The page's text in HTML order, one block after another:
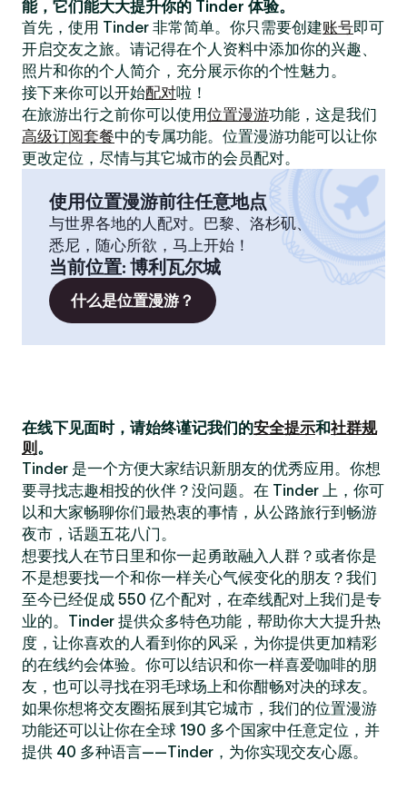
能，它们能大大提升你的 Tinder 体验。
首先，使用 Tinder 非常简单。你只需要创建账号即可
开启交友之旅。请记得在个人资料中添加你的兴趣、
照片和你的个人简介，充分展示你的个性魅力。
接下来你可以开始配对啦！
在旅游出行之前你可以使用位置漫游功能，这是我们
高级订阅套餐中的专属功能。位置漫游功能可以让你
更改定位，尽情与其它城市的会员配对。
使用位置漫游前往任意地点
与世界各地的人配对。巴黎、洛杉矶、
悉尼，随心所欲，马上开始！
当前位置: 博利瓦尔城
什么是位置漫游？
在线下见面时，请始终谨记我们的安全提示和社群规
则 。
Tinder 是一个方便大家结识新朋友的优秀应用。你想
要寻找志趣相投的伙伴？没问题。在 Tinder 上，你可
以和大家畅聊你们最热衷的事情，从公路旅行到畅游
夜市，话题五花八门。
想要找人在节日里和你一起勇敢融入人群？或者你是
不是想要找一个和你一样关心气候变化的朋友？我们
至今已经促成 550 亿个配对，在牵线配对上我们是专
业的。Tinder 提供众多特色功能，帮助你大大提升热
度，让你喜欢的人看到你的风采，为你提供更加精彩
的在线约会体验。你可以结识和你一样喜爱咖啡的朋
友，也可以寻找在羽毛球场上和你酣畅对决的球友。
如果你想将交友圈拓展到其它城市，我们的位置漫游
功能还可以让你在全球 190 多个国家中任意定位，并
提供 40 多种语言——Tinder，为你实现交友心愿。